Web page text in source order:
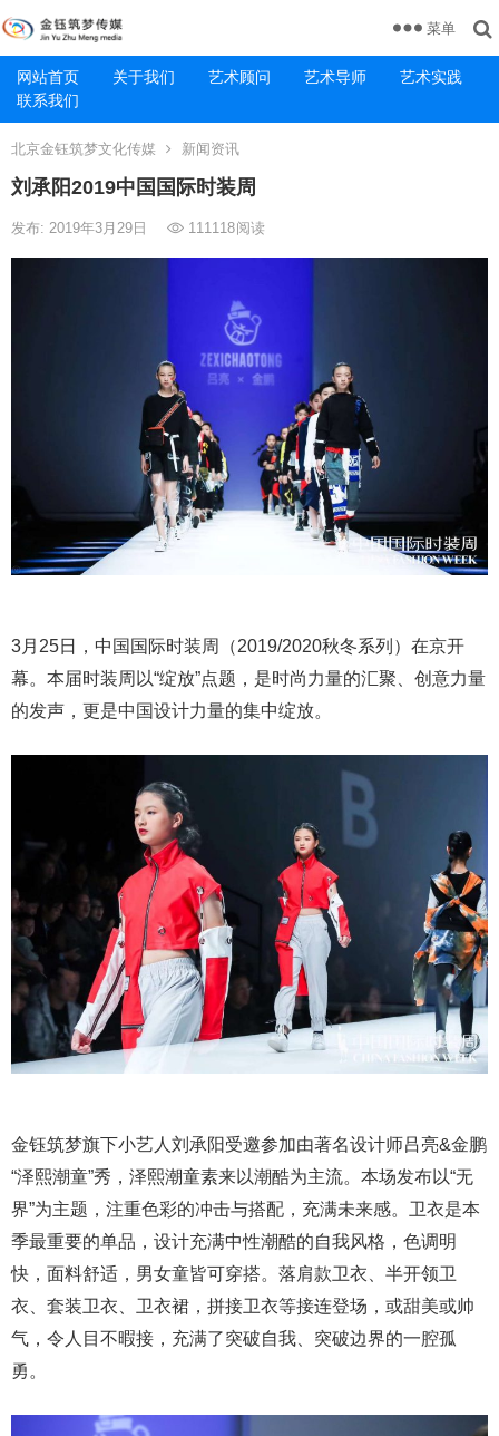
网站首页 关于我们 艺术顾问 艺术导师
艺术实践
联系我们
菜单
北京金钰筑梦文化传媒 新闻资讯
刘承阳2019中国国际时装周
发布: 2019年3月29日 111118阅读
3月25日，中国国际时装周（2019/2020秋冬系列）在京开
幕。本届时装周以“绽放”点题，是时尚力量的汇聚、创意力量
的发声，更是中国设计力量的集中绽放。
金钰筑梦旗下小艺人刘承阳受邀参加由著名设计师吕亮&金鹏
“泽熙潮童”秀，泽熙潮童素来以潮酷为主流。本场发布以“无
界”为主题，注重色彩的冲击与搭配，充满未来感。卫衣是本
季最重要的单品，设计充满中性潮酷的自我风格，色调明
快，面料舒适，男女童皆可穿搭。落肩款卫衣、半开领卫
衣、套装卫衣、卫衣裙，拼接卫衣等接连登场，或甜美或帅
气，令人目不暇接，充满了突破自我、突破边界的一腔孤
勇。